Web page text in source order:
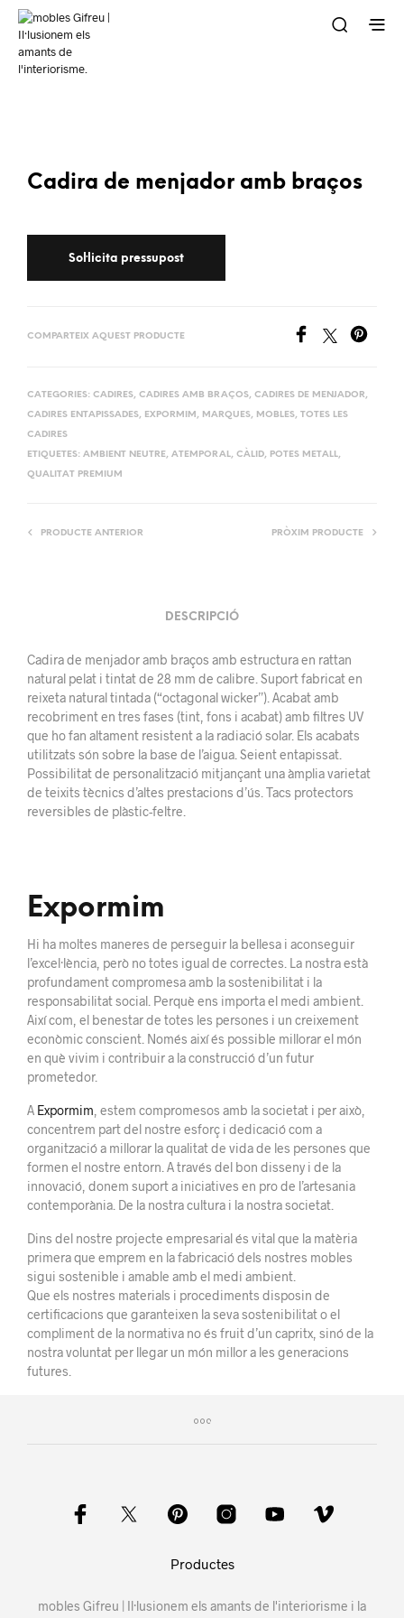
Cadira de menjador amb braços
COMPARTEIX AQUEST PRODUCTE
CATEGORIES: CADIRES, CADIRES AMB BRAÇOS, CADIRES DE MENJADOR,
CADIRES ENTAPISSADES, EXPORMIM , MARQUES, MOBLES, TOTES LES
CADIRES
ETIQUETES: AMBIENT NEUTRE, ATEMPORAL, CÀLID, POTES METALL,
QUALITAT PREMIUM
PRODUCTE ANTERIOR PRÒXIM PRODUCTE
DESCRIPCIÓ
Cadira de menjador amb braços amb estructura en rattan
natural pelat i tintat de 28 mm de calibre. Suport fabricat en
reixeta natural tintada (“octagonal wicker”). Acabat amb
recobriment en tres fases (tint, fons i acabat) amb filtres UV
que ho fan altament resistent a la radiació solar. Els acabats
utilitzats són sobre la base de l’aigua. Seient entapissat.
Possibilitat de personalització mitjançant una àmplia varietat
de teixits tècnics d’altes prestacions d’ús. Tacs protectors
reversibles de plàstic-feltre.
Expormim
Hi ha moltes maneres de perseguir la bellesa i aconseguir
l’excel·lència, però no totes igual de correctes. La nostra està
profundament compromesa amb la sostenibilitat i la
responsabilitat social. Perquè ens importa el medi ambient.
Així com, el benestar de totes les persones i un creixement
econòmic conscient. Només així és possible millorar el món
en què vivim i contribuir a la construcció d’un futur
prometedor.
A Expormim , estem compromesos amb la societat i per això,
concentrem part del nostre esforç i dedicació com a
organització a millorar la qualitat de vida de les persones que
formen el nostre entorn. A través del bon disseny i de la
innovació, donem suport a iniciatives en pro de l’artesania
contemporània. De la nostra cultura i la nostra societat.
Dins del nostre projecte empresarial és vital que la matèria
primera que emprem en la fabricació dels nostres mobles
sigui sostenible i amable amb el medi ambient.
Que els nostres materials i procediments disposin de
certificacions que garanteixen la seva sostenibilitat o el
compliment de la normativa no és fruit d’un capritx, sinó de la
nostra voluntat per llegar un món millor a les generacions
futures.
Productes
mobles Gifreu | Il·lusionem els amants de l'interiorisme i la